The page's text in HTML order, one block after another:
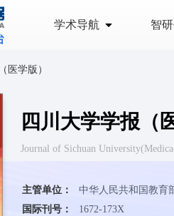
学术导航 智
医学版）
四川大学学报（
Journal of Sichuan
主管单位：
中华人民共和国教育
国际刊号：
1672-173X